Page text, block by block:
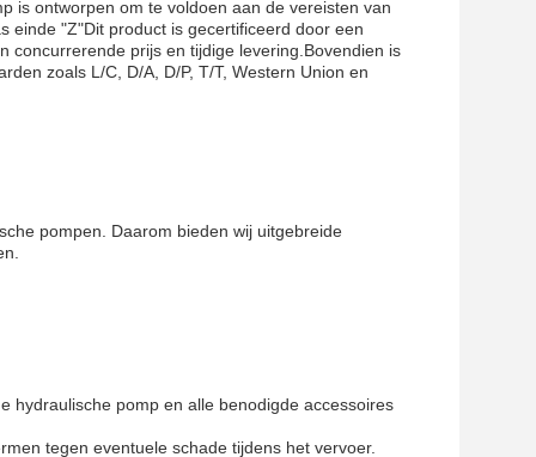
is ontworpen om te voldoen aan de vereisten van
einde "Z"Dit product is gecertificeerd door een
concurrerende prijs en tijdige levering.Bovendien is
zoals L/C, D/A, D/P, T/T, Western Union en
pompen. Daarom bieden wij uitgebreide
hydraulische pomp en alle benodigde accessoires
tegen eventuele schade tijdens het vervoer.